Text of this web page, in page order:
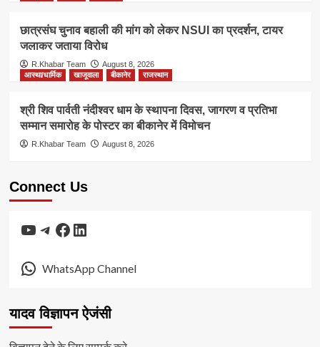
छात्रसंघ चुनाव बहाली की मांग को लेकर NSUI का प्रदर्शन, टायर
जलाकर जताया विरोध
R.Khabar Team
August 8, 2026
आस्था/धार्मिक
खाजूवाला बीकानेर राजस्थान
श्री शिव पार्वती नंदीश्वर धाम के स्थापना दिवस, जागरण व प्रतिभा
सम्मान समारोह के पोस्टर का बीकानेर में विमोचन
R.Khabar Team August 8, 2026
Connect Us
YouTube
Telegram
Facebook
LinkedIn
WhatsApp Channel
यादव विज्ञापन ऐजंसी